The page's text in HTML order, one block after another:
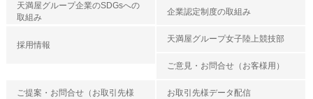
天満屋グループ企業のSDGsへの
取組み
企業認定制度の取組み
採用情報
天満屋グループ女子陸上競技部
ご意見・お問合せ（お客様用）
ご提案・お問合せ（お取引先様
お取引先様データ配信